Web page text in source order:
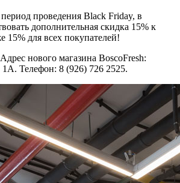
проведения Black Friday, в
дополнительная скидка 15% к
15% для всех покупателей!
нового магазина BoscoFresh:
1А. Телефон: 8 (926) 726 2525.